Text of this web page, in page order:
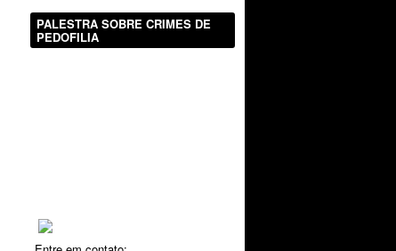
PALESTRA SOBRE CRIMES DE
PEDOFILIA